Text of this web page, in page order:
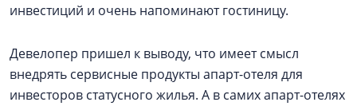
инвестиций и очень напоминают гостиницу.
Девелопер пришел к выводу, что имеет смысл
внедрять сервисные продукты апарт-отеля для
инвесторов статусного жилья. А в самих апарт-отелях